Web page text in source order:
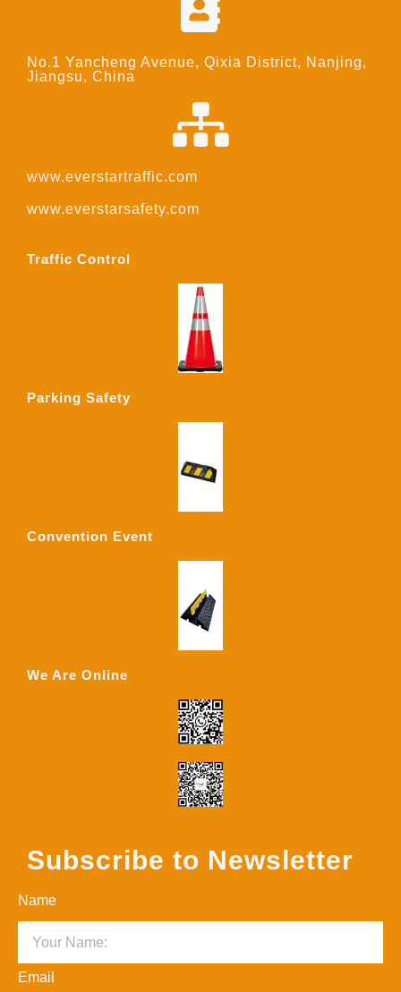
No.1 Yancheng Avenue, Qixia District, Nanjing,
Jiangsu, China
www.everstartraffic.com
www.everstarsafety.com
Traffic Control
Parking Safety
Convention Event
We Are Online
Subscribe to Newsletter
Name
Email